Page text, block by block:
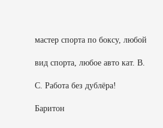
мастер спорта по боксу, любой
вид спорта, любое авто кат. В.
С. Работа без дублёра!
Баритон